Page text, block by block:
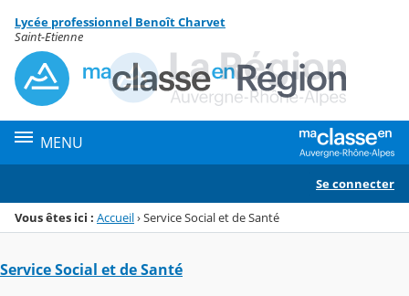
Menu de la rubrique
Contenu
Lycée professionnel Benoît Charvet
Saint-Etienne
MENU
Se connecter
Vous êtes ici : Accueil›Service Social et de Santé
Service Social et de Santé